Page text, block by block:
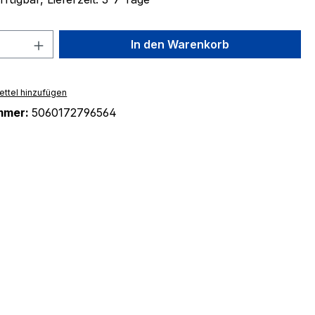
Anzahl: Gib den gewünschten Wert
In den Warenkorb
hinzufügen
5060172796564